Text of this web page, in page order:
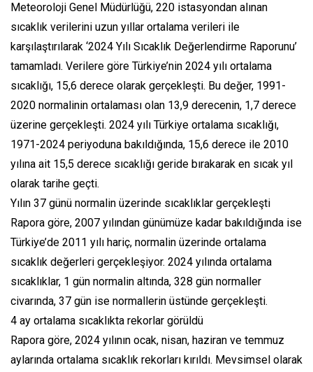
Meteoroloji Genel Müdürlüğü, 220 istasyondan alınan
sıcaklık verilerini uzun yıllar ortalama verileri ile
karşılaştırılarak ‘2024 Yılı Sıcaklık Değerlendirme Raporunu’
tamamladı. Verilere göre Türkiye’nin 2024 yılı ortalama
sıcaklığı, 15,6 derece olarak gerçekleşti. Bu değer, 1991-
2020 normalinin ortalaması olan 13,9 derecenin, 1,7 derece
üzerine gerçekleşti. 2024 yılı Türkiye ortalama sıcaklığı,
1971-2024 periyoduna bakıldığında, 15,6 derece ile 2010
yılına ait 15,5 derece sıcaklığı geride bırakarak en sıcak yıl
olarak tarihe geçti.
Yılın 37 günü normalin üzerinde sıcaklıklar gerçekleşti
Rapora göre, 2007 yılından günümüze kadar bakıldığında ise
Türkiye’de 2011 yılı hariç, normalin üzerinde ortalama
sıcaklık değerleri gerçekleşiyor. 2024 yılında ortalama
sıcaklıklar, 1 gün normalin altında, 328 gün normaller
civarında, 37 gün ise normallerin üstünde gerçekleşti.
4 ay ortalama sıcaklıkta rekorlar görüldü
Rapora göre, 2024 yılının ocak, nisan, haziran ve temmuz
aylarında ortalama sıcaklık rekorları kırıldı. Mevsimsel olarak